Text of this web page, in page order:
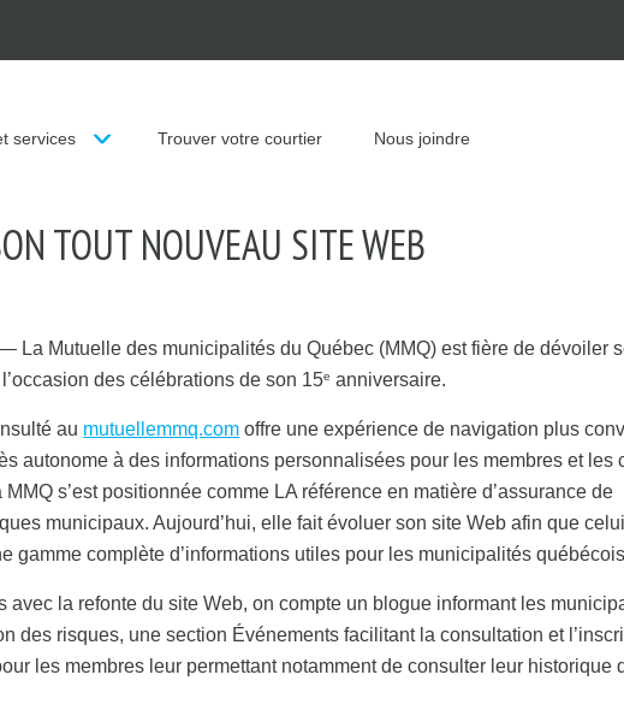
services Trouver votre courtier Nous joindre
TOUT NOUVEAU SITE WEB
La Mutuelle des municipalités du Québec (MMQ) est fière de dévoiler
des célébrations de son 15e anniversaire.
au mutuellemmq.com offre une expérience de navigation plus
autonome à des informations personnalisées pour les membres et les
s’est positionnée comme LA référence en matière d’assurance de
municipaux. Aujourd’hui, elle fait évoluer son site Web afin que
gamme complète d’informations utiles pour les municipalités
avec la refonte du site Web, on compte un blogue informant les
des risques, une section Événements facilitant la consultation et
les membres leur permettant notamment de consulter leur historique